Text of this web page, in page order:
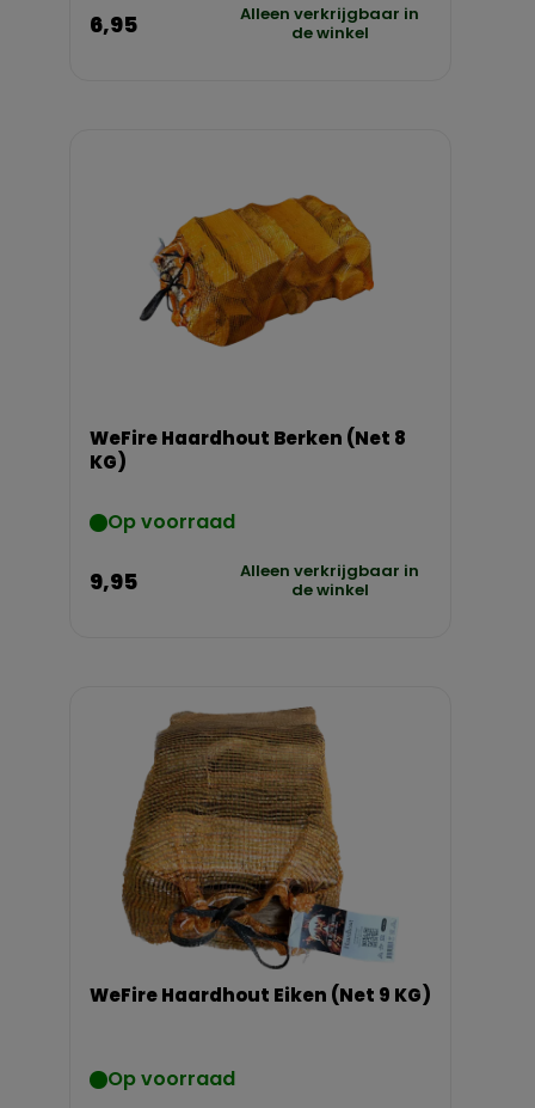
6,95
Alleen verkrijgbaar in
de winkel
WeFire Haardhout Berken (Net 8
KG)
Op voorraad
9,95
Alleen verkrijgbaar in
de winkel
WeFire Haardhout Eiken (Net 9 KG)
Op voorraad